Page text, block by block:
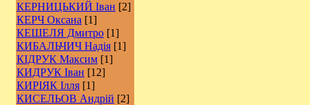
КЕРНИЦЬКИЙ Іван [2]
КЕРЧ Оксана [1]
КЕШЕЛЯ Дмитро [1]
КИБАЛЬЧИЧ Надія [1]
КІДРУК Максим [1]
КИДРУК Іван [12]
КИРІЯК Ілля [1]
КИСЕЛЬОВ Андрій [2]